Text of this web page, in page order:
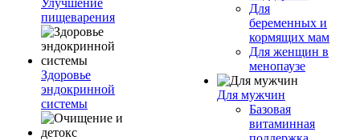
Улучшение
пищеварения
Здоровье
эндокринной
системы
Для
беременных и
кормящих мам
Для женщин в
менопаузе
Для мужчин
Базовая
витаминная